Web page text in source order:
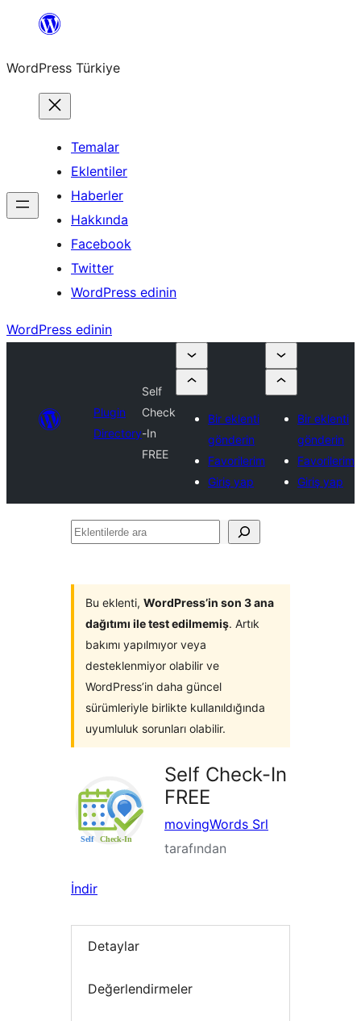
İçeriğe
WordPress Türkiye
Temalar
Eklentiler
Haberler
Hakkında
Facebook
Twitter
WordPress edinin
WordPress edinin
Plugin
Directory
Self
Check
-In
FREE
Bir eklenti
gönderin
Favorilerim
Giriş yap
Bir eklenti
gönderin
Favorilerim
Giriş yap
Eklentilerde
Bu eklenti, WordPress’in son 3 ana
dağıtımı ile test edilmemiş. Artık
bakımı yapılmıyor veya
desteklenmiyor olabilir ve
WordPress’in daha güncel
sürümleriyle birlikte kullanıldığında
uyumluluk sorunları olabilir.
Self Check-In
FREE
movingWords Srl
tarafından
İndir
Detaylar
Değerlendirmeler